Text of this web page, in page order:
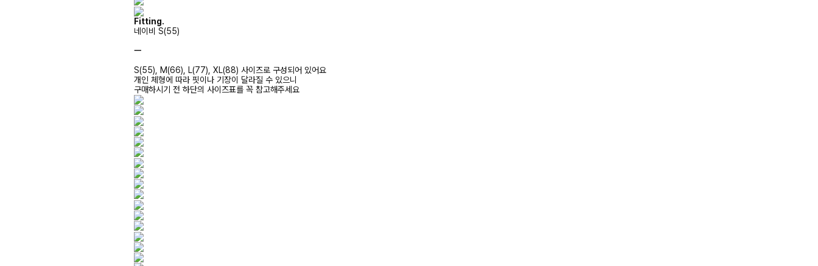
Fitting.
네이비 S(55)
ㅡ
S(55), M(66), L(77), XL(88) 사이즈로 구성되어 있어요
개인 체형에 따라 핏이나 기장이 달라질 수 있으니
구매하시기 전 하단의 사이즈표를 꼭 참고해주세요